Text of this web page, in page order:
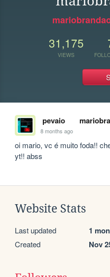
31,175
VIEWS
pevaio
8 months ago
oi mario, vc é muito foda!!
yt!! abss
Website Stats
Last updated 1
Created Nov